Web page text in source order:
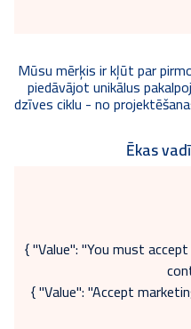
Mūsu mērķis ir kļūt par
piedāvājot unikālus
dzīves ciklu - no
Ēkas
{ "Value": "You must
{ "Value": "Accept